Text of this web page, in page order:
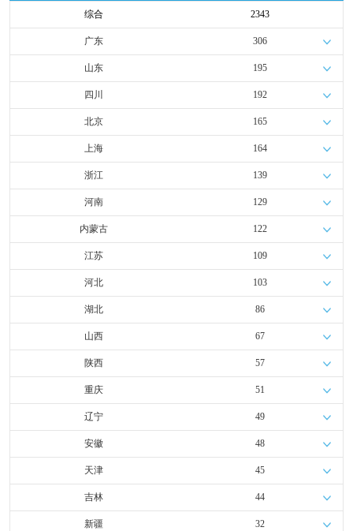
综合 2343
广东 306
山东 195
四川 192
北京 165
上海 164
浙江 139
河南 129
内蒙古 122
江苏 109
河北 103
湖北 86
山西 67
陕西 57
重庆 51
辽宁 49
安徽 48
天津 45
吉林 44
新疆 32